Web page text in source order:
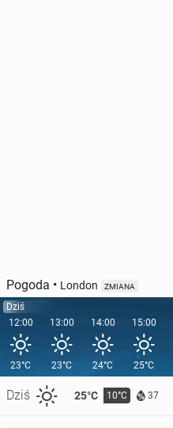
Pogoda • London ZMIANA
Dziś
12:00
23°C
Dziś 25°C 10°C 37
13:00
23°C
14:00
24°C
15:00
25°C